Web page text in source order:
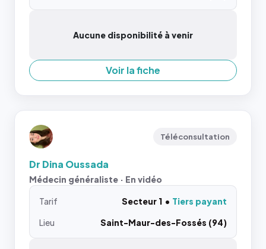
Aucune disponibilité à venir
Voir la fiche
Téléconsultation
Dr Dina Oussada
Médecin généraliste · En vidéo
Tarif Secteur 1
Tiers payant
Lieu
Saint-Maur-des-Fossés (94)